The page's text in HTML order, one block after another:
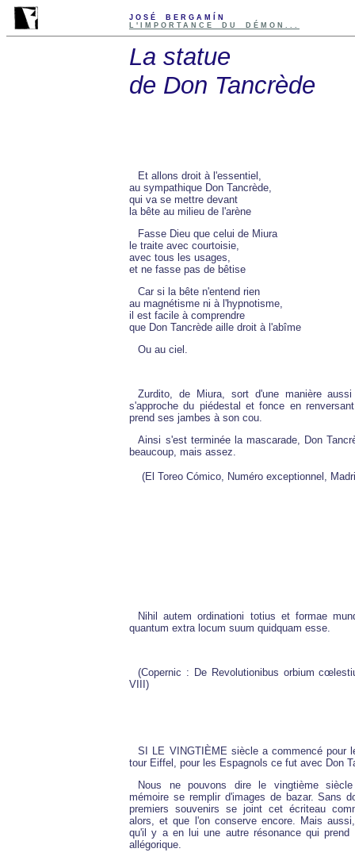
JOSÉ BERGAMÍN
L'IMPORTANCE DU DÉMON...
La statue
de Don Tancrède
Et allons droit à l'essentiel,
au sympathique Don Tancrède,
qui va se mettre devant
la bête au milieu de l'arène
Fasse Dieu que celui de Miura
le traite avec courtoisie,
avec tous les usages,
et ne fasse pas de bêtise
Car si la bête n'entend rien
au magnétisme ni à l'hypnotisme,
il est facile à comprendre
que Don Tancrède aille droit à l'abîme
Ou au ciel.
Zurdito, de Miura, sort d'une manière
s'approche du piédestal et fonce en
prend ses jambes à son cou.
Ainsi s'est terminée la mascarade, Don
beaucoup, mais assez.
(El Toreo Cómico, Numéro exceptionnel,
Nihil autem ordinationi totius et formae
quantum extra locum suum quidquam esse.
(Copernic : De Revolutionibus orbium
VIII)
SI LE VINGTIÈME siècle a commencé pour
tour Eiffel, pour les Espagnols ce fut avec Don
Nous ne pouvons dire le vingtième
mémoire se remplir d'images de bazar. Sans
premiers souvenirs se joint cet écriteau
alors, et que l'on conserve encore. Mais
qu'il y a en lui une autre résonance qui prend
allégorique.